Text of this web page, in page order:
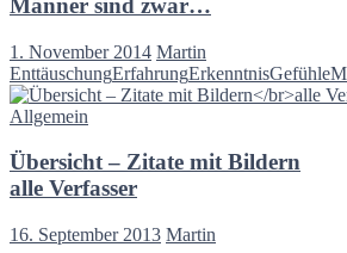
Männer sind zwar…
1. November 2014 Martin
EnttäuschungErfahrungErkenntnisGefühle
Allgemein
Übersicht – Zitate mit Bildern
alle Verfasser
16. September 2013 Martin